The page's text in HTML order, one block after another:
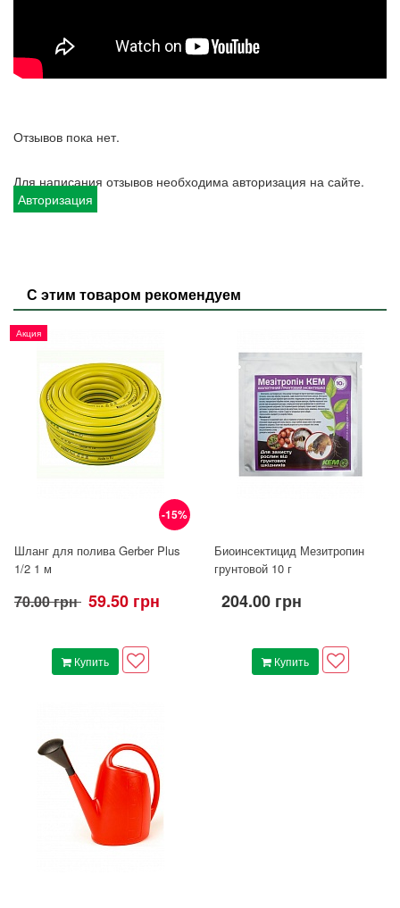
Отзывов пока нет.
Для написания отзывов необходима авторизация на сайте.
Авторизация
С этим товаром рекомендуем
-15%
Акция
Шланг для полива Gerber Plus
1/2 1 м
70.00 грн 59.50 грн
Купить
Биоинсектицид Мезитропин
грунтовой 10 г
204.00 грн
Купить